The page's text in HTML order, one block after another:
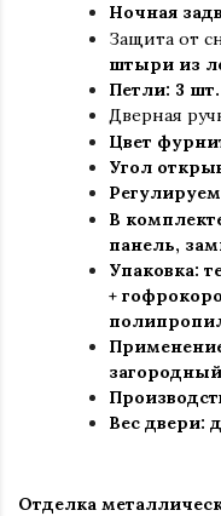
Ночная
Защита от
штыри из
Петли: 3
Дверная
Цвет
Угол
В
панель,
Упаковка:
+
Вес двери:
Отделка